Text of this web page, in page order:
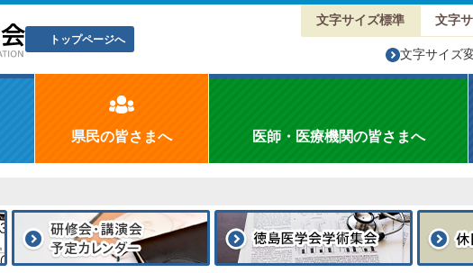
トップページへ
文字サイズ標準 文字
文字サイズ
県民の皆さまへ 医師・医療機関の皆さまへ